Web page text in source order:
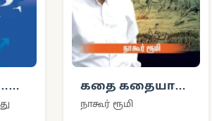
கதை கதையாம்
காரணமாம்
நாகூர் ரூமி